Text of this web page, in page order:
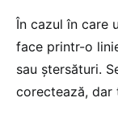
În cazul în care
face printr-o
sau ștersături.
corectează, dar